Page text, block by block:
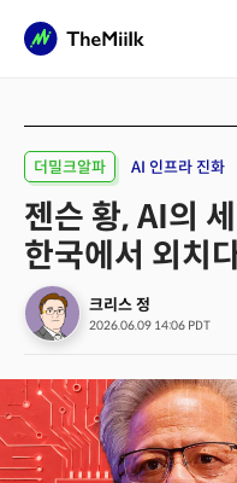
더밀크알파 AI 인프라 진화
젠슨 황, AI의
한국에서 외치
크리스 정
2026.06.09 14:06 PDT